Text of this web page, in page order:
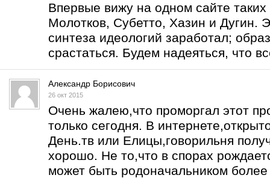
Впервые вижу на одном сайте
Молотков, Субетто, Хазин и Дугин.
синтеза идеологий заработал;
срастаться. Будем надеяться, что
Александр Борисович
26 окт 2015
Очень жалею,что проморгал этот
только сегодня. В
День.тв или Елицы,говорильня
хорошо. Не то,что в спорах
может быть родоначальником более